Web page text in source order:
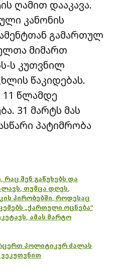
ღამით დააკავა.
კანონის
გამართულ
მიმართ
ს კუთვნილ
წაკიდებას.
11 წლამდე
31 მარტს მას
პატიმრობა
რაც შენ გაწუხებს და
თუმცა დღეს,
პირობებში, როდესაც
„ქართული ოცნება“
ამას მარტო
პოლიტიკურ ძალას
ვეკუთვნით